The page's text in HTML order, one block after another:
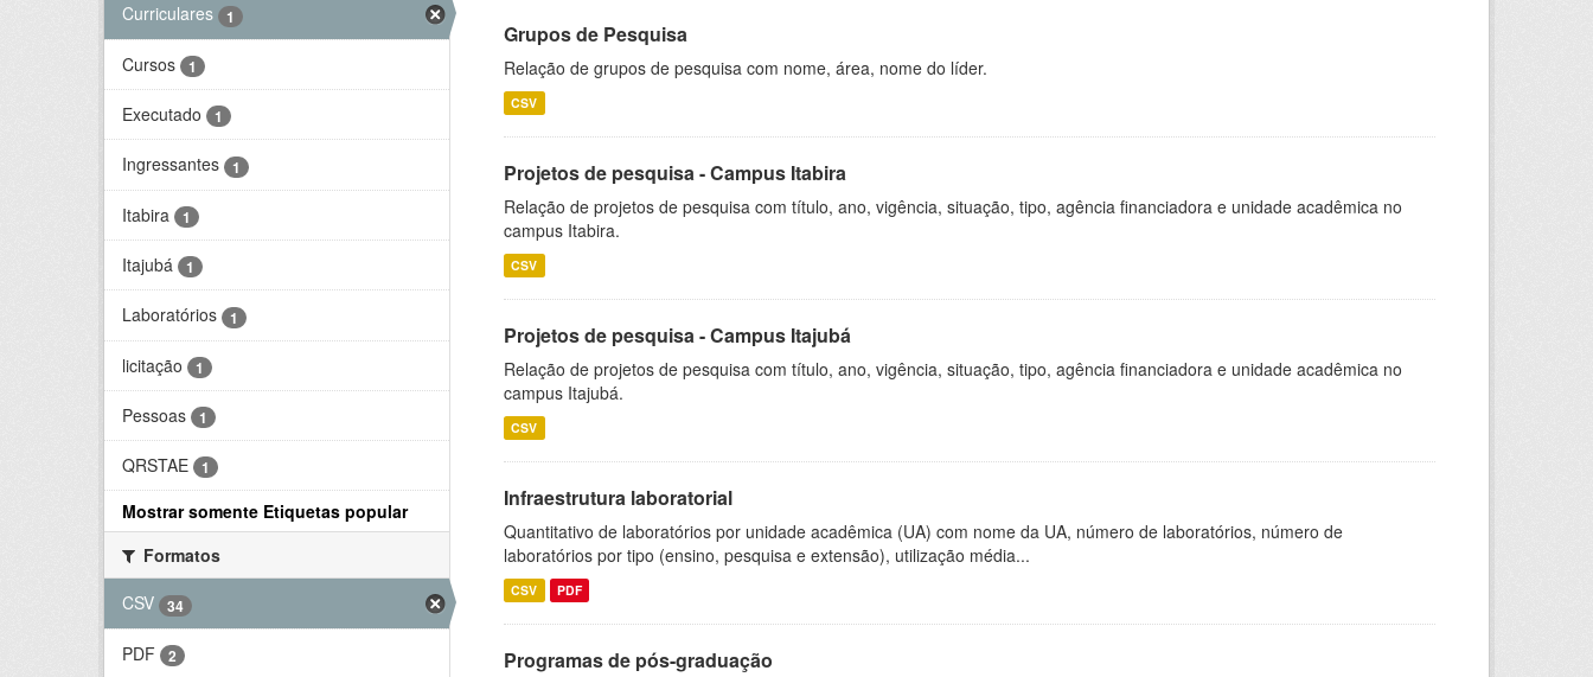
Curriculares 1
Cursos 1
Executado 1
Ingressantes 1
Itabira 1
Itajubá 1
Laboratórios 1
licitação 1
Pessoas 1
QRSTAE 1
Mostrar somente Etiquetas popular
Formatos
CSV
34
PDF 2
Grupos de Pesquisa
Relação de grupos de pesquisa com nome, área, nome do líder.
CSV
Projetos de pesquisa - Campus Itabira
Relação de projetos de pesquisa com título, ano, vigência, situação, tipo, agência financiadora e unidade acadêmica no
campus Itabira.
CSV
Projetos de pesquisa - Campus Itajubá
Relação de projetos de pesquisa com título, ano, vigência, situação, tipo, agência financiadora e unidade acadêmica no
campus Itajubá.
CSV
Infraestrutura laboratorial
Quantitativo de laboratórios por unidade acadêmica (UA) com nome da UA, número de laboratórios, número de
laboratórios por tipo (ensino, pesquisa e extensão), utilização média...
CSV PDF
Programas de pós-graduação